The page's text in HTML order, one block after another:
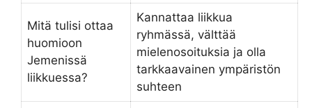
Mitä tulisi ottaa
huomioon
Jemenissä
liikkuessa?
Kannattaa liikkua
ryhmässä, välttää
mielenosoituksia ja olla
tarkkaavainen ympäristön
suhteen